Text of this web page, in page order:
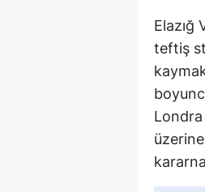
Elazığ
teftiş
Londra